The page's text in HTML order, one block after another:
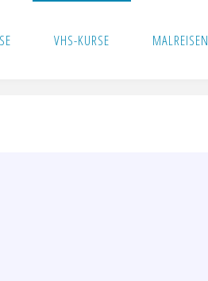
VHS-KURSE MALREISEN